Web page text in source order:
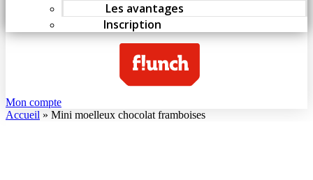
Les avantages
Inscription
Mon compte
Accueil » Mini moelleux chocolat framboises